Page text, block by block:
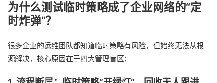
为什么测试临时策略成了企业网络的“定
时炸弹”？
很多企业的运维团队都知道临时策略有风险，但始终无法从根
源解决，核心原因在于四大管理盲区：